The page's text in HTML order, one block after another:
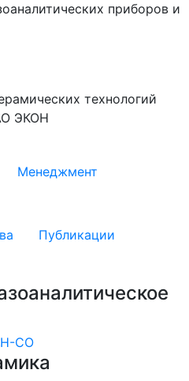
приборов и
технологий
ЭКОН
Менеджмент
Публикации
CO